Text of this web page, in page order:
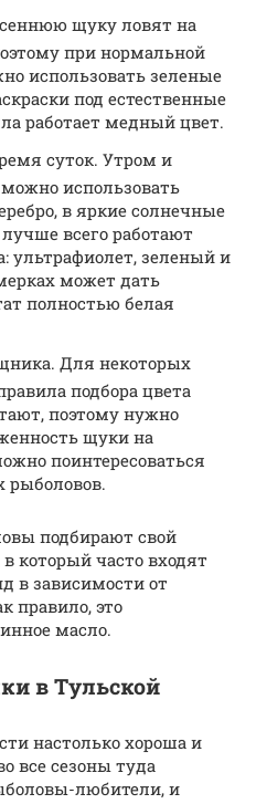
щуку ловят на
при нормальной
использовать зеленые
под естественные
работает медный цвет.
суток. Утром и
использовать
в яркие солнечные
всего работают
ультрафиолет, зеленый и
может дать
полностью белая
Для некоторых
подбора цвета
поэтому нужно
щуки на
поинтересоваться
подбирают свой
который часто входят
в зависимости от
правило, это
масло.
в Тульской
настолько хороша и
все сезоны туда
любители, и